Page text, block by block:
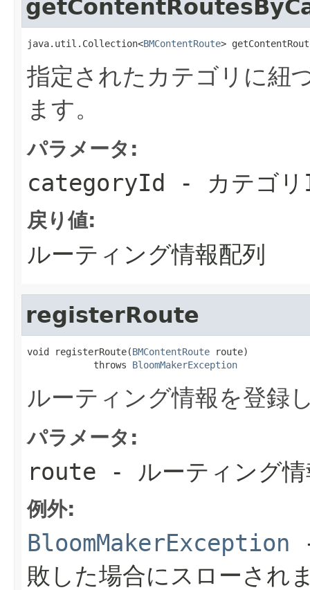
java.util.Collection<BMContentRoute>
指定されたカテゴリに紐
ます。
パラメータ:
categoryId - カテゴリ
戻り値:
ルーティング情報配列
registerRoute
void registerRoute(BMContentRoute route)
            throws
BloomMakerException
ルーティング情報を登録
パラメータ:
route - ルーティング情
例外:
BloomMakerException
敗した場合にスローされ